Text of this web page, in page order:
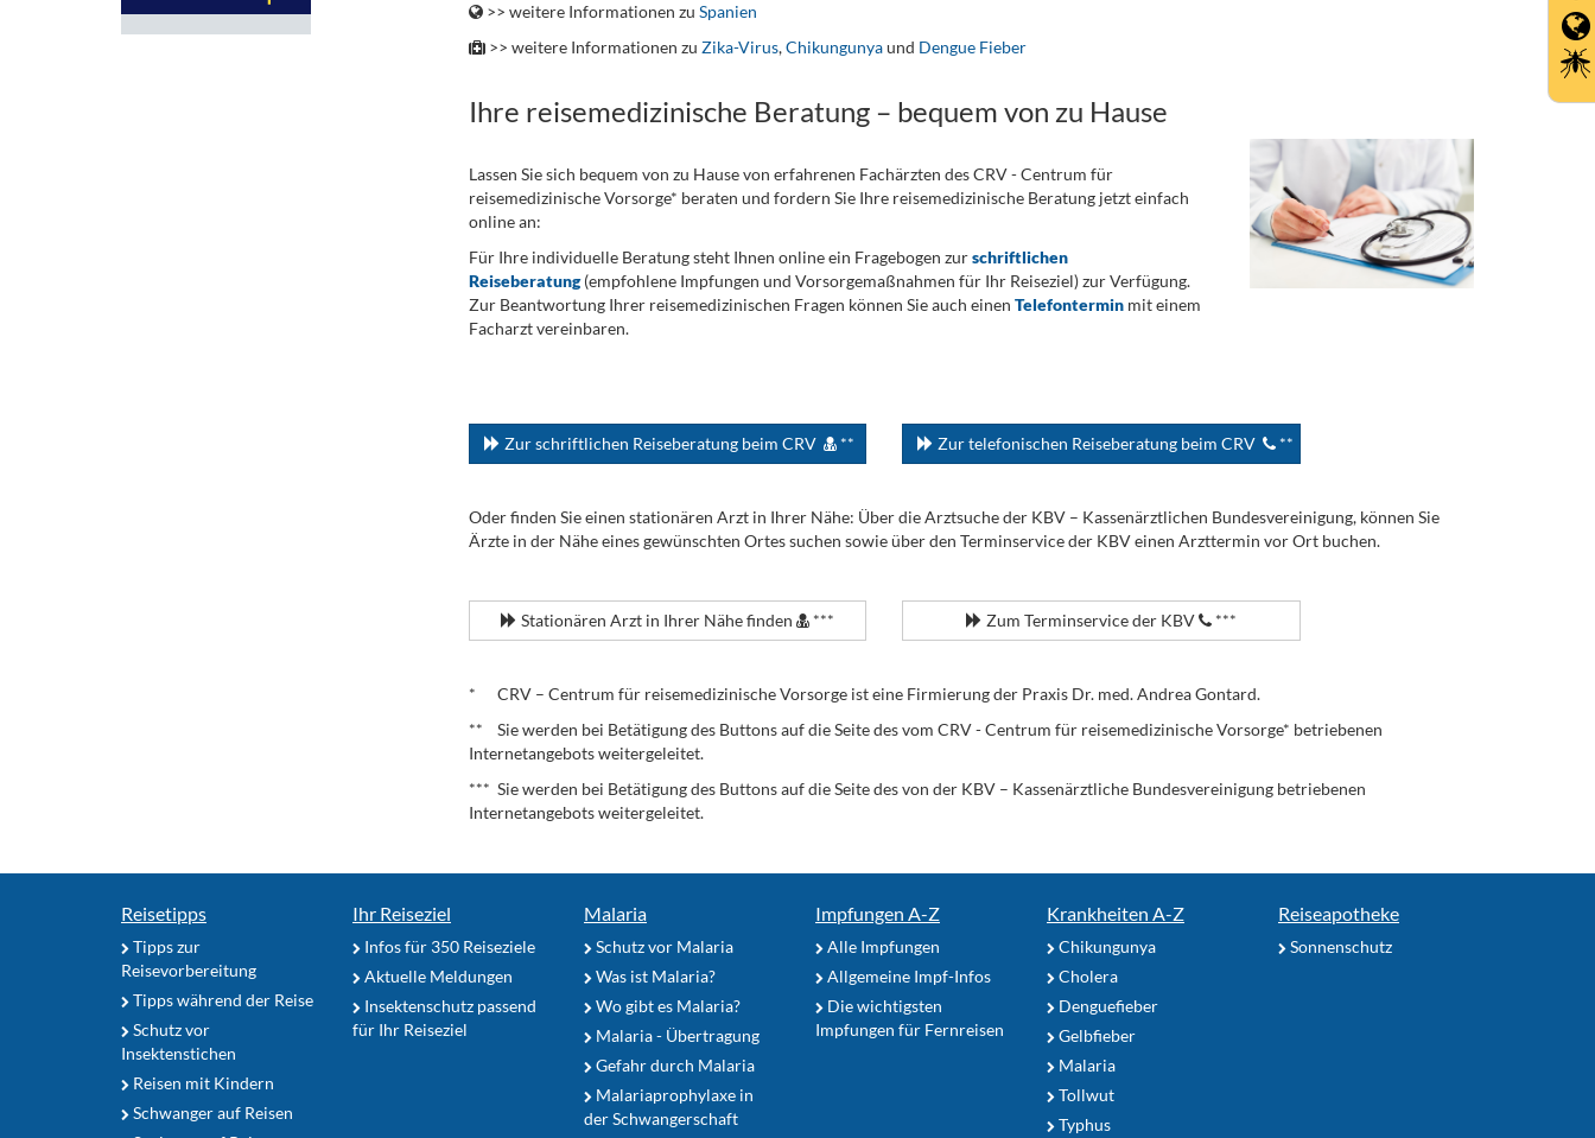
>> weitere Informationen zu Spanien
>> weitere Informationen zu Zika-Virus,Chikungunyaund Dengue Fieber
Ihre reisemedizinische Beratung – bequem von zu Hause
Lassen Sie sich bequem von zu Hause von erfahrenen Fachärzten des CRV - Centrum für
reisemedizinische Vorsorge* beraten und fordern Sie Ihre reisemedizinische Beratung jetzt einfach
online an:
Für Ihre individuelle Beratung steht Ihnen online ein Fragebogen zurschriftlichen
Reiseberatung(empfohlene Impfungen und Vorsorgemaßnahmen für Ihr Reiseziel) zur Verfügung.
Zur Beantwortung Ihrer reisemedizinischen Fragen können Sie auch einen Telefonterminmit einem
Facharzt vereinbaren.
Zur schriftlichen Reiseberatung beim CRV ** Zur telefonischen Reiseberatung beim CRV **
Oder finden Sie einen stationären Arzt in Ihrer Nähe: Über die Arztsuche der KBV – Kassenärztlichen Bundesvereinigung, können Sie
Ärzte in der Nähe eines gewünschten Ortes suchen sowie über den Terminservice der KBV einen Arzttermin vor Ort buchen.
Stationären Arzt in Ihrer Nähe finden *** Zum Terminservice der KBV ***
* CRV – Centrum für reisemedizinische Vorsorge ist eine Firmierung der Praxis Dr. med. Andrea Gontard.
** Sie werden bei Betätigung des Buttons auf die Seite des vom CRV - Centrum für reisemedizinische Vorsorge* betriebenen
Internetangebots weitergeleitet.
*** Sie werden bei Betätigung des Buttons auf die Seite des von der KBV – Kassenärztliche Bundesvereinigung betriebenen
Internetangebots weitergeleitet.
Reisetipps
Tipps zur
Reisevorbereitung
Tipps während der Reise
Schutz vor
Insektenstichen
Reisen mit Kindern
Schwanger auf Reisen
Ihr Reiseziel
Infos für 350 Reiseziele
Aktuelle Meldungen
Insektenschutz passend
für Ihr Reiseziel
Malaria
Schutz vor Malaria
Was ist Malaria?
Wo gibt es Malaria?
Malaria - Übertragung
Gefahr durch Malaria
Malariaprophylaxe in
der Schwangerschaft
Impfungen A-Z
Alle Impfungen
Allgemeine Impf-Infos
Die wichtigsten
Impfungen für Fernreisen
Krankheiten A-Z
Chikungunya
Cholera
Denguefieber
Gelbfieber
Malaria
Tollwut
Typhus
Reiseapotheke
Sonnenschutz